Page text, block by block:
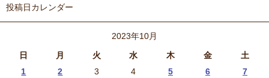
投稿日カレンダー
2023年10月
日
月 火 水 木 金 土
1 2 3 4 5 6
7